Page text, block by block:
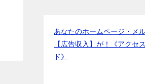
あなたのホームページ・メ
【広告収入】が！《アクセ
ド》